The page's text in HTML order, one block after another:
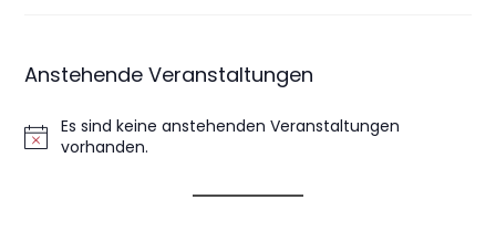
Anstehende Veranstaltungen
H
Es sind keine anstehenden Veranstaltungen
vorhanden.